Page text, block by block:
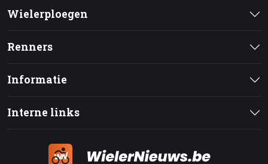
Wielerploegen
Renners
Informatie
Interne links